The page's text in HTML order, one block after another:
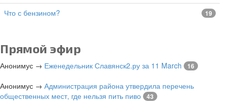
Что с бензином? 19
Прямой эфир
Анонимус → Еженедельник Славянск2.ру за 11 March 16
Анонимус → Администрация района утвердила перечень
общественных мест, где нельзя пить пиво
43